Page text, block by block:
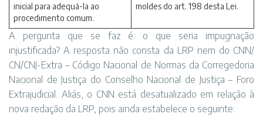
inicial para adequá-la ao
procedimento comum.
moldes do art. 198 desta Lei.
A pergunta que se faz é: o que seria impugnação
injustificada? A resposta não consta da LRP nem do CNN/
CN/CNJ-Extra – Código Nacional de Normas da Corregedoria
Nacional de Justiça do Conselho Nacional de Justiça – Foro
Extrajudicial. Aliás, o CNN está desatualizado em relação à
nova redação da LRP, pois ainda estabelece o seguinte: